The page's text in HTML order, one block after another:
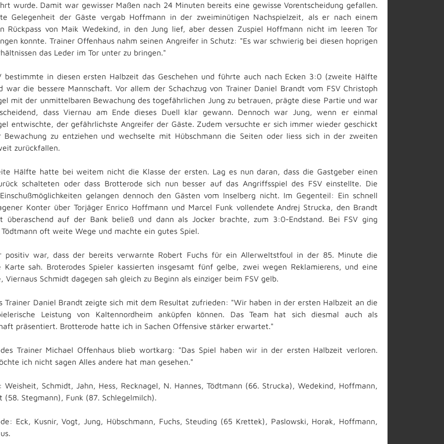
wurde. Damit war gewisser Maßen nach 24 Minuten bereits eine gewisse Vorentscheidung gefallen.
Gelegenheit der Gäste vergab Hoffmann in der zweiminütigen Nachspielzeit, als er nach einem
Rückpass von Maik Wedekind, in den Jung lief, aber dessen Zuspiel Hoffmann nicht im leeren Tor
konnte. Trainer Offenhaus nahm seinen Angreifer in Schutz: "Es war schwierig bei diesen hoprigen
das Leder im Tor unter zu bringen."
bestimmte in diesen ersten Halbzeit das Geschehen und führte auch nach Ecken 3:0 (zweite Hälfte
war die bessere Mannschaft. Vor allem der Schachzug von Trainer Daniel Brandt vom FSV Christoph
mit der unmittelbaren Bewachung des togefährlichen Jung zu betrauen, prägte diese Partie und war
dass Viernau am Ende dieses Duell klar gewann. Dennoch war Jung, wenn er einmal
entwischte, der gefährlichste Angreifer der Gäste. Zudem versuchte er sich immer wieder geschickt
Bewachung zu entziehen und wechselte mit Hübschmann die Seiten oder liess sich in der zweiten
zurückfallen.
Hälfte hatte bei weitem nicht die Klasse der ersten. Lag es nun daran, dass die Gastgeber einen
schalteten oder dass Brotterode sich nun besser auf das Angriffsspiel des FSV einstellte. Die
gelangen dennoch den Gästen vom Inselberg nicht. Im Gegenteil: Ein schnell
Konter über Torjäger Enrico Hoffmann und Marcel Funk vollendete Andrej Strucka, den Brandt
überaschend auf der Bank beließ und dann als Jocker brachte, zum 3:0-Endstand. Bei FSV ging
oft weite Wege und machte ein gutes Spiel.
positiv war, dass der bereits verwarnte Robert Fuchs für ein Allerweltstfoul in der 85. Minute die
Karte sah. Broterodes Spieler kassierten insgesamt fünf gelbe, zwei wegen Reklamierens, und eine
Viernaus Schmidt dagegen sah gleich zu Beginn als einziger beim FSV gelb.
Trainer Daniel Brandt zeigte sich mit dem Resultat zufrieden: "Wir haben in der ersten Halbzeit an die
Leistung von Kaltennordheim anküpfen können. Das Team hat sich diesmal auch als
präsentiert. Brotterode hatte ich in Sachen Offensive stärker erwartet."
Trainer Michael Offenhaus blieb wortkarg: "Das Spiel haben wir in der ersten Halbzeit verloren.
ich nicht sagen Alles andere hat man gesehen."
Weisheit, Schmidt, Jahn, Hess, Recknagel, N. Hannes, Tödtmann (66. Strucka), Wedekind, Hoffmann,
(58. Stegmann), Funk (87. Schlegelmilch).
Eck, Kusnir, Vogt, Jung, Hübschmann, Fuchs, Steuding (65 Krettek), Paslowski, Horak, Hoffmann,